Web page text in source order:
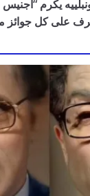
يكرم “آجنيس
على كل جوائز